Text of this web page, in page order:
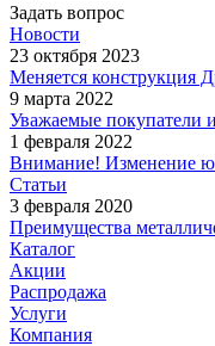
Задать вопрос
Новости
23 октября 2023
Меняется конструкция
9 марта 2022
Уважаемые покупатели
1 февраля 2022
Внимание! Изменение
Статьи
3 февраля 2020
Преимущества
Каталог
Акции
Распродажа
Услуги
Компания